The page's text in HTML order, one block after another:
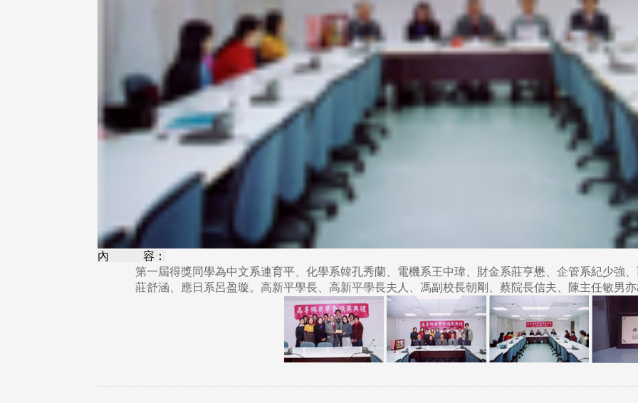
內 容：
第一屆得獎同學為中文系連育平、化學系韓孔秀蘭、電機系王中瑋、財金系莊亨懋、企管系紀少強
莊舒涵、應日系呂盈璇。高新平學長、高新平學長夫人、馮副校長朝剛、蔡院長信夫、陳主任敏男